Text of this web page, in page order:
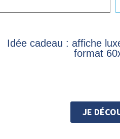
Idée cadeau : affiche
format
JE